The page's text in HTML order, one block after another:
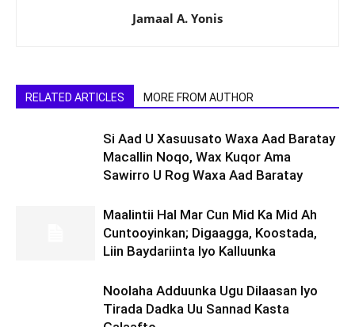
Jamaal A. Yonis
RELATED ARTICLES MORE FROM AUTHOR
Si Aad U Xasuusato Waxa Aad Baratay
Macallin Noqo, Wax Kuqor Ama
Sawirro U Rog Waxa Aad Baratay
Maalintii Hal Mar Cun Mid Ka Mid Ah
Cuntooyinkan; Digaagga, Koostada,
Liin Baydariinta Iyo Kalluunka
Noolaha Adduunka Ugu Dilaasan Iyo
Tirada Dadka Uu Sannad Kasta